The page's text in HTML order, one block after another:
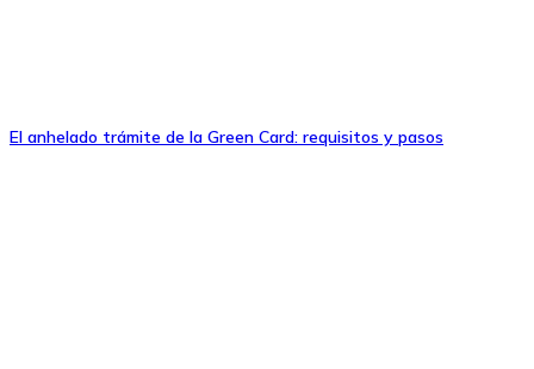
El anhelado trámite de la Green Card: requisitos y pasos